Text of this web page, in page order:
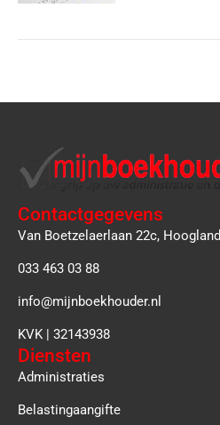
Contactgegevens
Van Boetzelaerlaan 22c, Hoogland
033 463 03 88
info@mijnboekhouder.nl
KVK | 32143938
Diensten
Administraties
Belastingaangifte